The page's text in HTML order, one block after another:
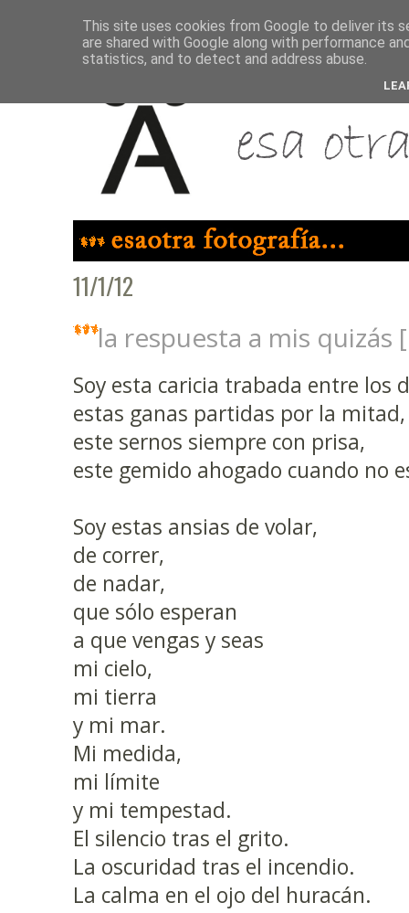
11/1/12
la respuesta a mis quizás
Soy esta caricia trabada entre los
estas ganas partidas por la mitad,
este sernos siempre con prisa,
este gemido ahogado cuando no
Soy estas ansias de volar,
de correr,
de nadar,
que sólo esperan
a que vengas y seas
mi cielo,
mi tierra
y mi mar.
Mi medida,
mi límite
y mi tempestad.
El silencio tras el grito.
La oscuridad tras el incendio.
La calma en el ojo del huracán.
This site uses cookies from Google to deliver its
are shared with Google along with performance
statistics, and to detect and address abuse.